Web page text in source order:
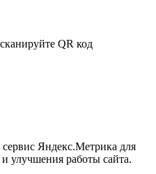
QR код
Яндекс.Метрика для
улучшения работы сайта.